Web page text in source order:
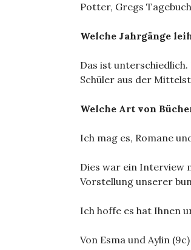
Potter, Gregs
Welche Jahrgänge
Das ist
Schüler aus der
Welche Art von
Ich mag es, Romane
Dies war ein Interview
Vorstellung unserer
Ich hoffe es hat Ihnen
Von Esma und Aylin (9c)